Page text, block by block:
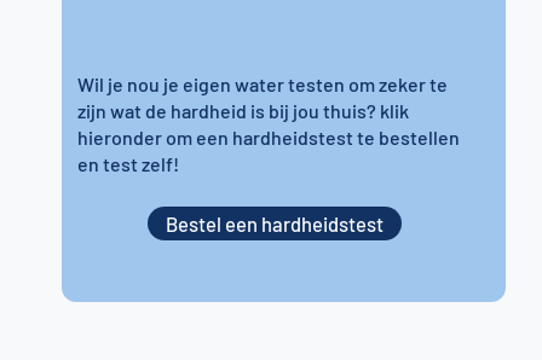
Wil je nou je eigen water testen om zeker te
zijn wat de hardheid is bij jou thuis? klik
hieronder om een hardheidstest te bestellen
en test zelf!
Bestel een hardheidstest